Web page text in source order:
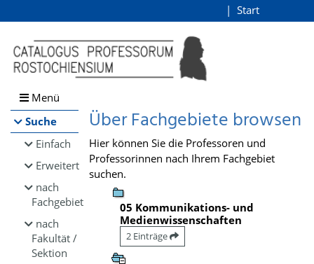
Browsen
direkt zum Inhalt
Start
Menü
Suche
Einfach
Erweitert
nach
Fachgebiet
nach
Fakultät /
Sektion
Über Fachgebiete browsen
Hier können Sie die Professoren und
Professorinnen nach Ihrem Fachgebiet
suchen.
05 Kommunikations- und
Medienwissenschaften
2 Einträge